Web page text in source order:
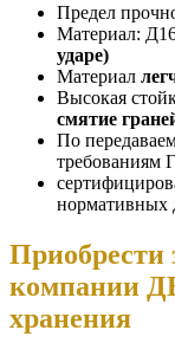
Предел
Материал:
ударе)
Материал
Высокая
смятие
По
требованиям
нормативных
Приобрести
компании
хранения